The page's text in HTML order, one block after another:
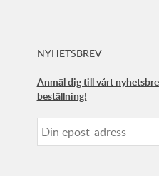
NYHETSBREV
Anmäl dig till vårt
beställning!